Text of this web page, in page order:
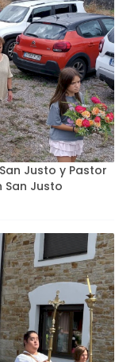
Justo y Pastor
Justo